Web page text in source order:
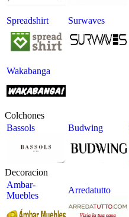
Spreadshirt Surwaves
Wakabanga
Colchones
Bassols
Budwing
Decoracion
Ambar-
Muebles
Arredatutto